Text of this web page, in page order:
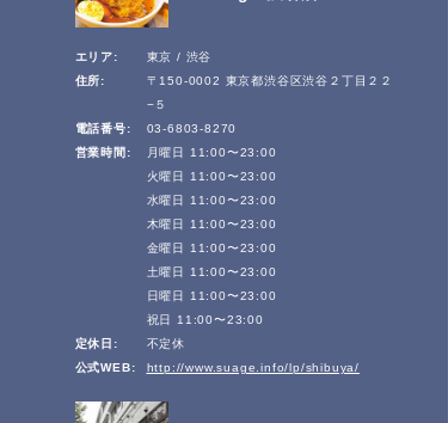
エリア:
東京 / 渋谷
住所:
〒150-0002 東京都渋谷区渋谷２丁目２２
−５
電話番号:
03-6803-8270
営業時間:
月曜日 11:00〜23:00
火曜日 11:00〜23:00
水曜日 11:00〜23:00
木曜日 11:00〜23:00
金曜日 11:00〜23:00
土曜日 11:00〜23:00
日曜日 11:00〜23:00
祝日 11:00〜23:00
定休日:
不定休
公式WEB:
http://www.suage.info/lp/shibuya/